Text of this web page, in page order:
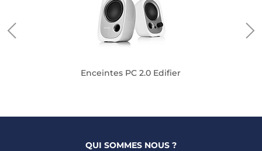
Enceintes PC 2.0 Edifier
QUI SOMMES NOUS ?